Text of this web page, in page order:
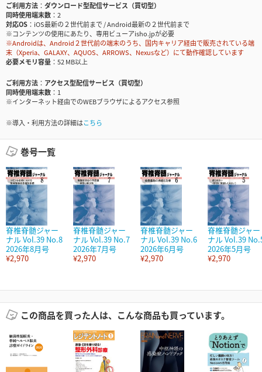
ご利用方法
ダウンロード型配信サービス（買切型）
同時使用端末数
2
対応OS
iOS最新の２世代前まで / Android最新の２世代前まで
※コンテンツの使用にあたり、専用ビューアisho.jpが必要
※Androidは、Android２世代前の端末のうち、国内キャリア経由で販売されている端
末（Xperia、GALAXY、AQUOS、ARROWS、Nexusなど）にて動作確認しています
必要メモリ容量
52 MB以上
ご利用方法
アクセス型配信サービス（買切型）
同時使用端末数
1
※インターネット経由でのWEBブラウザによるアクセス参照
※導入・利用方法の詳細はこちら
巻号一覧
脊椎脊髄ジャー
ナル Vol.39 No.8
2026年8月号
¥2,970
脊椎脊髄ジャー
ナル Vol.39 No.7
2026年7月号
¥2,970
脊椎脊髄ジャー
ナル Vol.39 No.6
2026年6月号
¥2,970
脊椎脊髄ジャー
ナル Vol.39
2026年5月号
¥2,970
この商品を買った人は、こんな商品も買っています。